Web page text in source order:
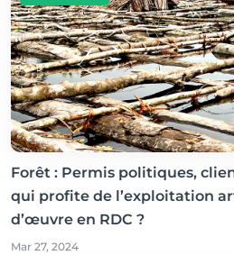
Forêt : Permis politiques,
qui profite de l’exploitation
d’œuvre en RDC ?
Mar 27, 2024